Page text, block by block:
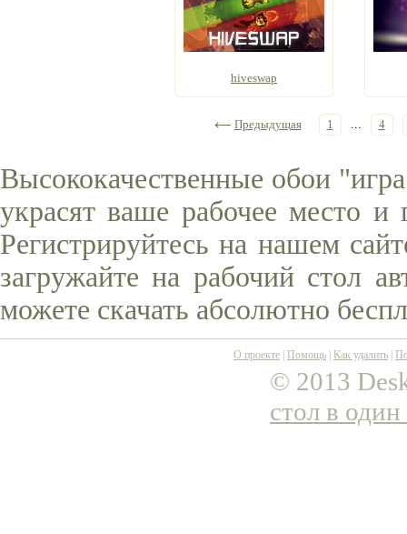
hiveswap
Предыдущая 1 ... 4
Высококачественные обои
украсят ваше рабочее место и
Регистрируйтесь на нашем
загружайте на рабочий стол
можете скачать абсолютно
О проекте Помощь Как удалить
© 2013
стол в